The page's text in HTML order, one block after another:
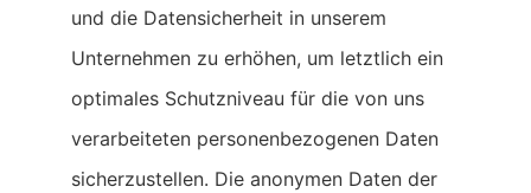
und die Datensicherheit in unserem
Unternehmen zu erhöhen, um letztlich ein
optimales Schutzniveau für die von uns
verarbeiteten personenbezogenen Daten
sicherzustellen. Die anonymen Daten der